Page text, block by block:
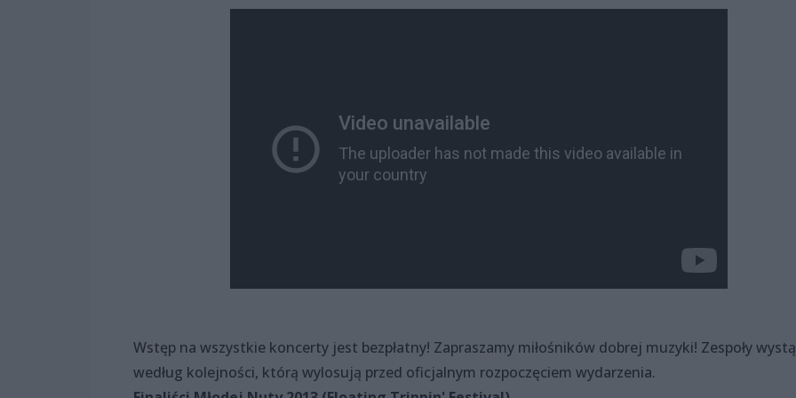
Wstęp na wszystkie koncerty jest bezpłatny! Zapraszamy miłośników dobrej muzyki! Zespoły
według kolejności, którą wylosują przed oficjalnym rozpoczęciem wydarzenia.